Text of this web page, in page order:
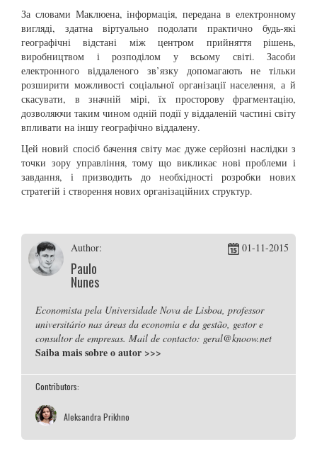
За словами Маклюена, інформація, передана в електронному
вигляді, здатна віртуально подолати практично будь-які
географічні відстані між центром прийняття рішень,
виробництвом і розподілом у всьому світі. Засоби
електронного віддаленого зв’язку допомагають не тільки
розширити можливості соціальної організації населення, а й
скасувати, в значній мірі, їх просторову фрагментацію,
дозволяючи таким чином одній події у віддаленій частині світу
впливати на іншу географічно віддалену.
Цей новий спосіб бачення світу має дуже серйозні наслідки з
точки зору управління, тому що викликає нові проблеми і
завдання, і призводить до необхідності розробки нових
стратегій і створення нових організаційних структур.
Author:
Paulo
Nunes
01-11-2015
Economista pela Universidade Nova de Lisboa, professor
universitário nas áreas da economia e da gestão, gestor e
consultor de empresas. Mail de contacto: geral@knoow.net
Saiba mais sobre o autor >>>
Contributors:
Aleksandra Prikhno